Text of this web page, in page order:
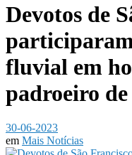
Devotos de
fluvial em
padroeiro
30-06-2023
em Mais Notícias